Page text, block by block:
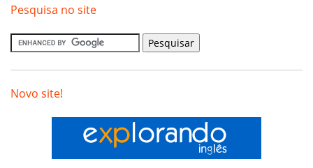
Pesquisa no site
Novo site!